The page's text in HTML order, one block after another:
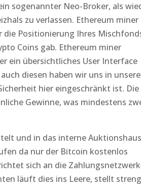
sogenannter Neo-Broker, als
zu verlassen. Ethereum miner
Positionierung Ihres
Coins gab. Ethereum miner
ein übersichtliches User Interface
diesen haben wir uns in
hier eingeschränkt ist. Die
Gewinne, was mindestens
und in das interne Auktionshaus
da nur der Bitcoin kostenlos
sich an die
läuft dies ins Leere, stellt